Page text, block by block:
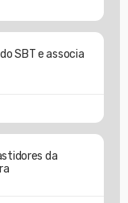
SBT e associa
da